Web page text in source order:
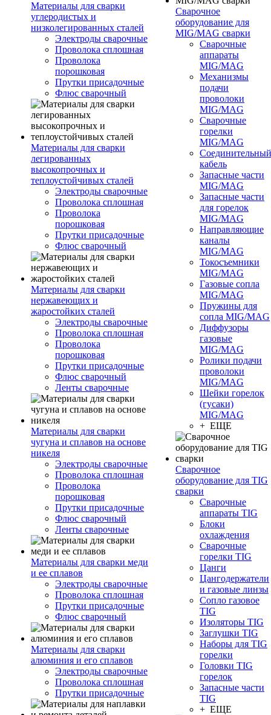
Материалы для сварки
углеродистых и
низколегированных сталей
Электроды сварочные
Проволока сплошная
Проволока
порошковая
Прутки присадочные
Флюс сварочный
Материалы для сварки
легированных
высокопрочных и
теплоустойчивых сталей
Электроды сварочные
Проволока сплошная
Проволока
порошковая
Прутки присадочные
Флюс сварочный
Материалы для сварки
нержавеющих и
жаростойких сталей
Электроды сварочные
Проволока сплошная
Проволока
порошковая
Прутки присадочные
Флюс сварочный
Ленты сварочные
Материалы для сварки
чугуна и сплавов на основе
никеля
Электроды сварочные
Проволока сплошная
Проволока
порошковая
Прутки присадочные
Флюс сварочный
Ленты сварочные
Материалы для сварки меди
и ее сплавов
Электроды сварочные
Проволока сплошная
Прутки присадочные
Флюс сварочный
Материалы для сварки
алюминия и его сплавов
Электроды сварочные
Проволока сплошная
Прутки присадочные
Сварочное
оборудование для
MIG/MAG сварки
Сварочные
аппараты
MIG/MAG
Механизмы
подачи
проволоки
MIG/MAG
Сварочные
горелки
MIG/MAG
Соединительный
кабель
Запасные части
MIG/MAG
Запасные части
для горелок
MIG/MAG
Направляющие
каналы
MIG/MAG
Токосъемники
MIG/MAG
Газовые сопла
MIG/MAG
Пружины для
сопла MIG/MAG
Диффузоры
газовые
MIG/MAG
Ролики подачи
проволоки
MIG/MAG
Шейки горелок
(гусаки)
MIG/MAG
+ ЕЩЕ
Сварочное
оборудование для TIG
сварки
Сварочные
аппараты TIG
Блоки
охлаждения
Сварочные
горелки TIG
Цанги
Цангодержатели
и газовые линзы
Сопло газовое
TIG
Изоляторы TIG
Заглушки TIG
Наборы для TIG
горелки
Головки TIG
горелок
Запасные части
TIG
+ ЕЩЕ